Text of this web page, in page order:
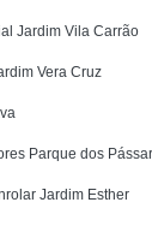
Jardim Vila Carrão
Vera Cruz
Parque dos
Jardim Esther